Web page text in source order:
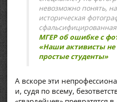
невозможно понять,
историческая
МГЕР об ошибке с
«Наши активисты не
простые студенты»
А вскоре эти
и, судя по всему,